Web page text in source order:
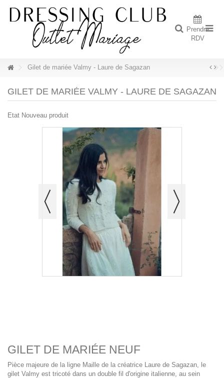
Prendre
RDV
Gilet de mariée Valmy - Laure de Sagazan
GILET DE MARIÉE VALMY - LAURE DE SAGAZAN
Etat Nouveau produit
GILET DE MARIÉE NEUF
Pièce majeure de la ligne Maille de la créatrice Laure de Sagazan, le
gilet Valmy est tricoté dans un double fil d'origine italienne, au sein